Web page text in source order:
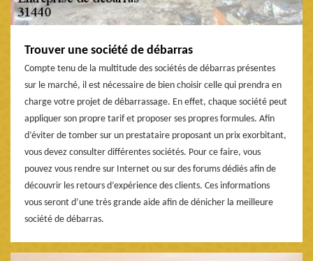
Trouver une société de débarras
Compte tenu de la multitude des sociétés de débarras présentes
sur le marché, il est nécessaire de bien choisir celle qui prendra en
charge votre projet de débarrassage. En effet, chaque société peut
appliquer son propre tarif et proposer ses propres formules. Afin
d’éviter de tomber sur un prestataire proposant un prix exorbitant,
vous devez consulter différentes sociétés. Pour ce faire, vous
pouvez vous rendre sur Internet ou sur des forums dédiés afin de
découvrir les retours d’expérience des clients. Ces informations
vous seront d’une très grande aide afin de dénicher la meilleure
société de débarras.